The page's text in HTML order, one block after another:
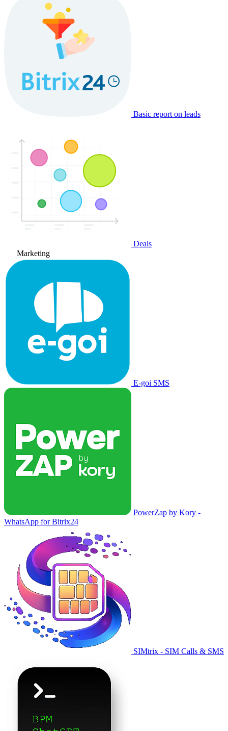
Basic report on leads
Deals
Marketing
E-goi SMS
PowerZap by Kory -
WhatsApp for Bitrix24
SIMtrix - SIM Calls & SMS